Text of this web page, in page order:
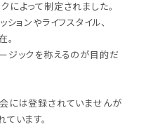
によって制定されました。
ションやライフスタイル、
。
ジックを称えるのが目的だ
には登録されていませんが
います。